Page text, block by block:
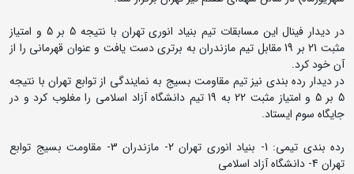
در دیدار فینال این مسابقات تیم بنیاد انوری تهران با نتیجه 5 بر 5 و امتیاز
مثبت 21 بر 19 مقابل تیم مازندران به برتری دست یافت و عنوان قهرمانی را از
آن خود کرد.
در دیدار رده بندی نیز تیم مقاومت بسیج به نمایندگی از توابع تهران با نتیجه
5 بر 5 و امتیاز مثبت 22 به 19 تیم دانشگاه آزاد اسلامی را مغلوب کرد و در
جایگاه سوم ایستاد.
رده بندی تیمی: 1- بنیاد انوری تهران 2- مازندران 3- مقاومت بسیج توابع
تهران 4- دانشگاه آزاد اسلامی